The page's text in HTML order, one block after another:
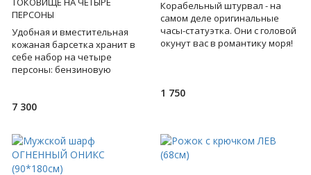
ПЕРСОНЫ
Удобная и вместительная
кожаная барсетка хранит в
себе набор на четыре
персоны: бензиновую
склад
7 300
Корабельный штурвал - на
самом деле оригинальные
часы-статуэтка. Они с головой
окунут вас в романтику моря!
1 750